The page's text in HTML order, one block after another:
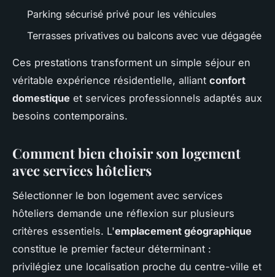
Parking sécurisé privé pour les véhicules
Terrasses privatives ou balcons avec vue dégagée
Ces prestations transforment un simple séjour en
véritable expérience résidentielle, alliant confort
domestique et services professionnels adaptés aux
besoins contemporains.
Comment bien choisir son logement
avec services hôteliers
Sélectionner le bon logement avec services
hôteliers demande une réflexion sur plusieurs
critères essentiels. L'emplacement géographique
constitue le premier facteur déterminant :
privilégiez une localisation proche du centre-ville et